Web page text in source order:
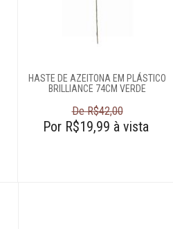
HASTE DE AZEITONA EM PLÁSTICO
BRILLIANCE 74CM VERDE
De R$42,00
Por R$19,99 à vista